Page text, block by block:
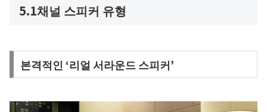
5.1채널 스피커 유형
본격적인 ‘리얼 서라운드 스피커’